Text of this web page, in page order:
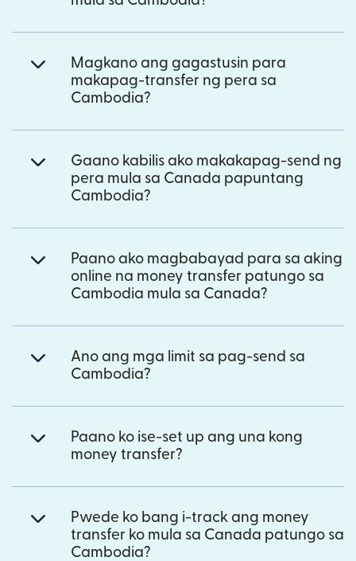
Magkano ang gagastusin para
makapag-transfer ng pera sa
Cambodia?
Gaano kabilis ako makakapag-send ng
pera mula sa Canada papuntang
Cambodia?
Paano ako magbabayad para sa aking
online na money transfer patungo sa
Cambodia mula sa Canada?
Ano ang mga limit sa pag-send sa
Cambodia?
Paano ko ise-set up ang una kong
money transfer?
Pwede ko bang i-track ang money
transfer ko mula sa Canada patungo sa
Cambodia?